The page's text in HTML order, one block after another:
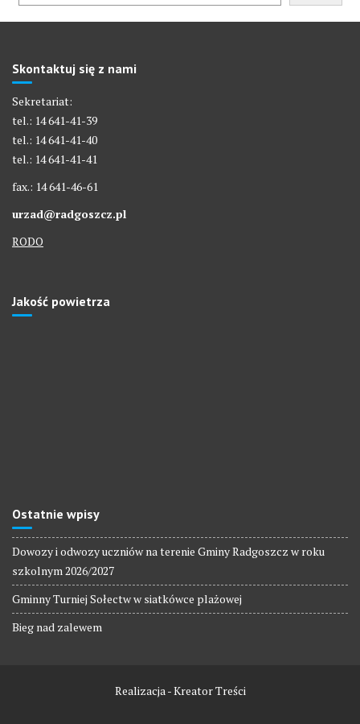
Skontaktuj się z nami
Sekretariat:
tel.: 14 641-41-39
tel.: 14 641-41-40
tel.: 14 641-41-41
fax.: 14 641-46-61
urzad@radgoszcz.pl
RODO
Jakość powietrza
Ostatnie wpisy
Dowozy i odwozy uczniów na terenie Gminy Radgoszcz w roku
szkolnym 2026/2027
Gminny Turniej Sołectw w siatkówce plażowej
Bieg nad zalewem
Realizacja - Kreator Treści